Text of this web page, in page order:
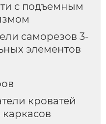
с подъемным
саморезов 3-
элементов
кроватей
каркасов